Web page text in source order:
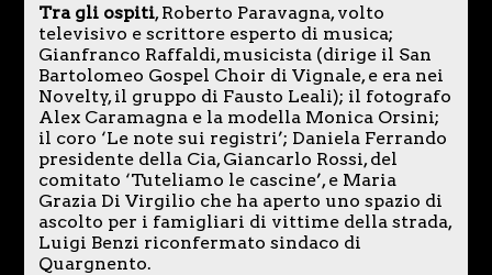
Tra gli ospiti, Roberto Paravagna, volto
televisivo e scrittore esperto di musica;
Gianfranco Raffaldi, musicista (dirige il San
Bartolomeo Gospel Choir di Vignale, e era nei
Novelty, il gruppo di Fausto Leali); il fotografo
Alex Caramagna e la modella Monica Orsini;
il coro ‘Le note sui registri’; Daniela Ferrando
presidente della Cia, Giancarlo Rossi, del
comitato ‘Tuteliamo le cascine’, e Maria
Grazia Di Virgilio che ha aperto uno spazio di
ascolto per i famigliari di vittime della strada,
Luigi Benzi riconfermato sindaco di
Quargnento.